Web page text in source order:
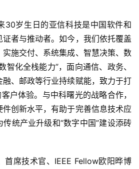
30岁生日的亚信科技是中国软件和
者与推动者。如今，我们依托覆盖
施交付、系统集成、智慧决策、数
智化全栈能力”，面向通信、政务、
、邮政等行业持续赋能，致力于打
户体验。与中科曙光的战略合作，
创新水平，有助于完善信息技术应
统产业升级和“数字中国”建设添砖
首席技术官、IEEE Fellow欧阳晔博